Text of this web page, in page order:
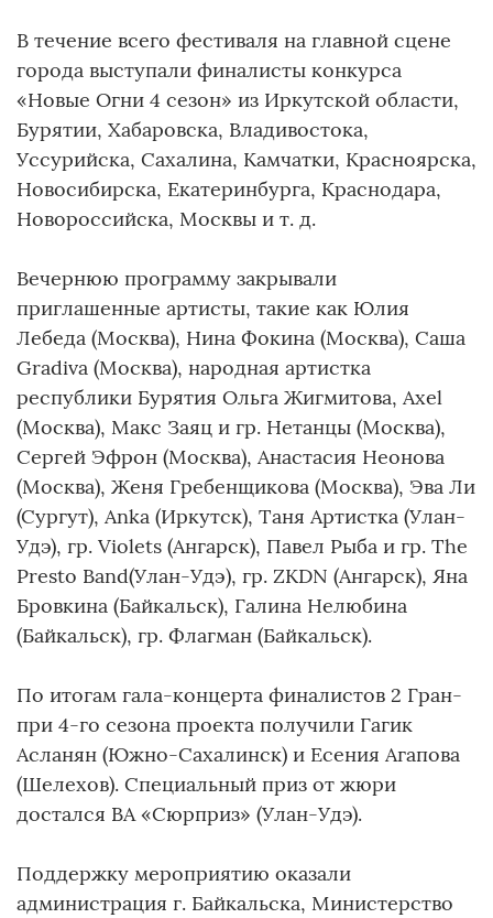
В течение всего фестиваля на главной сцене
города выступали финалисты конкурса
«Новые Огни 4 сезон» из Иркутской области,
Бурятии, Хабаровска, Владивостока,
Уссурийска, Сахалина, Камчатки, Красноярска,
Новосибирска, Екатеринбурга, Краснодара,
Новороссийска, Москвы и т. д.
Вечернюю программу закрывали
приглашенные артисты, такие как Юлия
Лебеда (Москва), Нина Фокина (Москва), Саша
Gradiva (Москва), народная артистка
республики Бурятия Ольга Жигмитова, Axel
(Москва), Макс Заяц и гр. Нетанцы (Москва),
Сергей Эфрон (Москва), Анастасия Неонова
(Москва), Женя Гребенщикова (Москва), Эва Ли
(Сургут), Anka (Иркутск), Таня Артистка (Улан-
Удэ), гр. Violets (Ангарск), Павел Рыба и гр. The
Presto Band(Улан-Удэ), гр. ZKDN (Ангарск), Яна
Бровкина (Байкальск), Галина Нелюбина
(Байкальск), гр. Флагман (Байкальск).
По итогам гала-концерта финалистов 2 Гран-
при 4-го сезона проекта получили Гагик
Асланян (Южно-Сахалинск) и Есения Агапова
(Шелехов). Специальный приз от жюри
достался ВА «Сюрприз» (Улан-Удэ).
Поддержку мероприятию оказали
администрация г. Байкальска, Министерство